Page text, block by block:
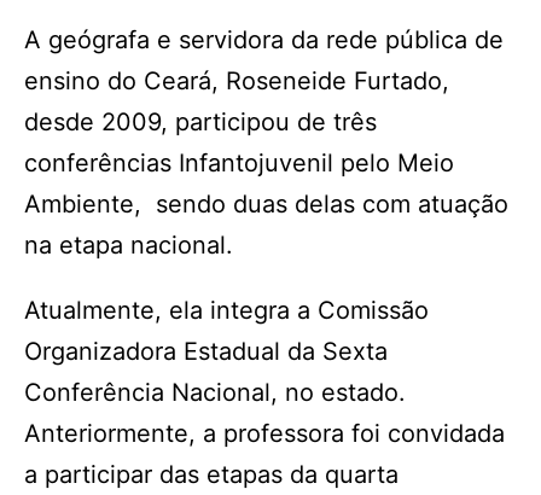
A geógrafa e servidora da rede pública de
ensino do Ceará, Roseneide Furtado,
desde 2009, participou de três
conferências Infantojuvenil pelo Meio
Ambiente, sendo duas delas com atuação
na etapa nacional.
Atualmente, ela integra a Comissão
Organizadora Estadual da Sexta
Conferência Nacional, no estado.
Anteriormente, a professora foi convidada
a participar das etapas da quarta